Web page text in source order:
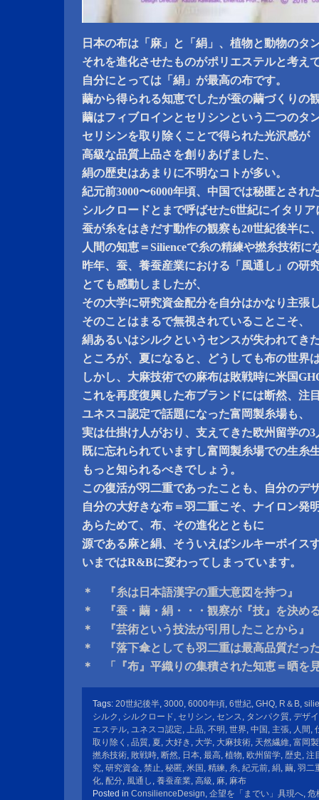
日本の布は「麻」と「絹」、植物と動物のタ
それを進化させたものがポリエステルと考え
自分にとっては「絹」が最高の布です。
繭から得られる知恵でしたが蚕の繭づくりの
繭はフィブロインとセリシンという二つのタ
セリシンを取り除くことで得られた光沢感が
高級な品質上品さを創りあげました、
絹の歴史はあまりに不明なコトが多い。
紀元前3000〜6000年頃、中国では秘匿とされ
シルクロードとまで呼ばせた6世紀にイタリ
蚕が糸をはきだす動作の観察も20世紀後半に
人間の知恵＝Silienceで糸の精練や撚糸技術に
昨年、蚕、養蚕産業における「風通し」の研
とても感動しましたが、
その大学に研究資金配分を自分はかなり主張
そのことはまるで無視されていることこそ、
絹あるいはシルクというセンスが失われてき
ところが、夏になると、どうしても布の世界
しかし、大麻技術での麻布は敗戦時に米国
これを再度復興した布ブランドには断然、注
ユネスコ認定で話題になった富岡製糸場も、
実は仕掛け人がおり、支えてきた欧州留学の
既に忘れられていますし富岡製糸場での生糸
もっと知られるべきでしょう。
この復活が羽二重であったことも、自分のデ
自分の大好きな布＝羽二重こそ、ナイロン発
あらためて、布、その進化とともに
源である麻と絹、そういえばシルキーボイス
いまではR&Bに変わってしまっています。
＊ 『糸は日本語漢字の重大意図を持つ』
＊ 『蚕・繭・絹・・・観察が『技』を決め
＊ 『芸術という技法が引用したことから』
＊ 『落下傘としても羽二重は最高品質だっ
＊ 「『布』平織りの集積された知恵＝晒を
Tags: 20世紀後半, 3000, 6000年頃, 6世紀, GHQ, R＆B,
シルク , シルクロード, セリシン, センス, タンパク質, デザ
エステル, ユネスコ認定, 上品, 不明 , 世界, 中国 , 主張, 人間 ,
取り除く , 品質, 夏, 大好き , 大学, 大麻技術, 天然繊維, 富岡
撚糸技術, 敗戦時, 断然, 日本, 最高, 植物, 欧州留学, 歴史 , 注
究, 研究資金, 禁止, 秘匿, 米国 , 精練, 糸, 紀元前, 絹, 繭, 羽二
化, 配分, 風通し , 養蚕産業, 高級, 麻, 麻布
Posted in ConsilienceDesign, 企望を「までい」具現へ, 危